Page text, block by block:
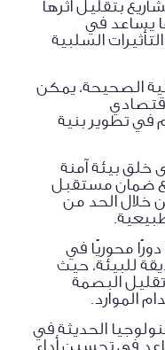
بتقليل أثرها
يساعد في
السلبية
الصحيحة، يمكن
في تطوير بنية
خلق بيئة آمنة
ضمان مستقبل
خلال الحد من
محوريًا في
للبيئة، حيث
البصمة
الموارد.
الحديثة في
في تحسين أداء